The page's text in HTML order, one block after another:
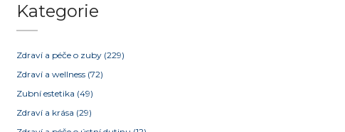
Kategorie
Zdraví a péče o zuby (229)
Zdraví a wellness (72)
Zubní estetika (49)
Zdraví a krása (29)